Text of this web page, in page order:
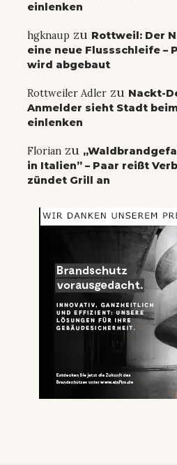
einlenken
hgknaup zu Rottweil: Der
eine neue Flussschleife –
wird abgebaut
Rottweiler Adler zu Nackt-
Anmelder sieht Stadt
einlenken
Florian zu
in Italien” – Paar reißt
zündet Grill an